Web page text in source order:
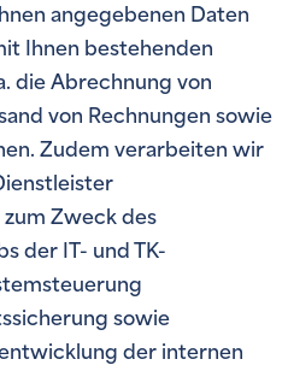
angegebenen Daten
Ihnen bestehenden
die Abrechnung von
von Rechnungen sowie
Zudem verarbeiten wir
Zweck des
der IT- und TK-
sowie
der internen